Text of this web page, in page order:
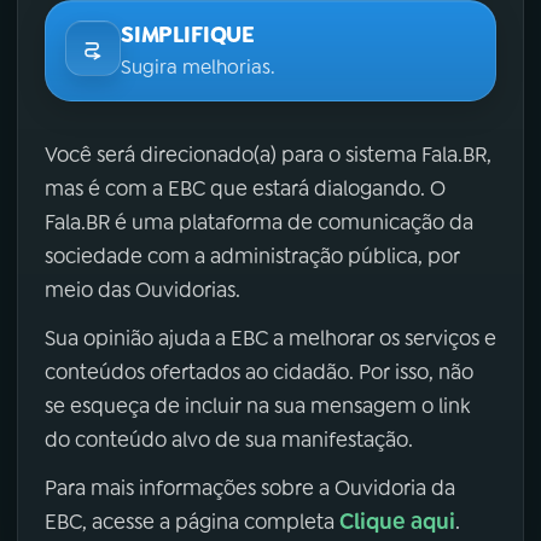
SIMPLIFIQUE
Sugira melhorias.
Você será direcionado(a) para o sistema Fala.BR,
mas é com a EBC que estará dialogando. O
Fala.BR é uma plataforma de comunicação da
sociedade com a administração pública, por
meio das Ouvidorias.
Sua opinião ajuda a EBC a melhorar os serviços e
conteúdos ofertados ao cidadão. Por isso, não
se esqueça de incluir na sua mensagem o link
do conteúdo alvo de sua manifestação.
Para mais informações sobre a Ouvidoria da
EBC, acesse a página completa Clique aqui.